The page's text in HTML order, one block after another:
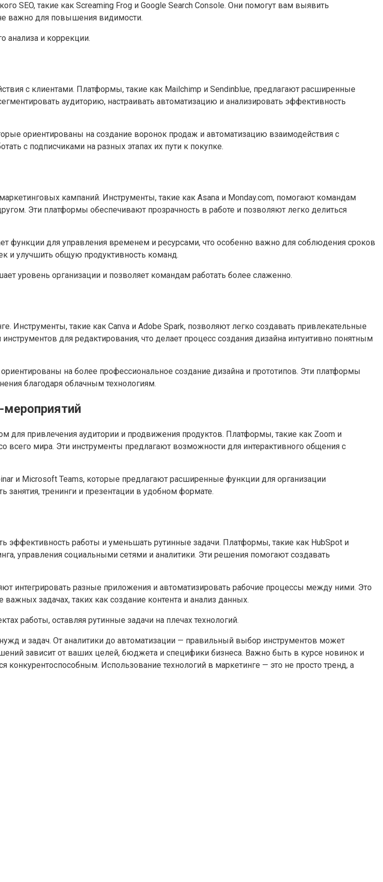
SEO, такие как Screaming Frog и Google Search Console. Они помогут вам выявить
важно для повышения видимости.
анализа и коррекции.
с клиентами. Платформы, такие как Mailchimp и Sendinblue, предлагают расширенные
аудиторию, настраивать автоматизацию и анализировать эффективность
ориентированы на создание воронок продаж и автоматизацию взаимодействия с
с подписчиками на разных этапах их пути к покупке.
кампаний. Инструменты, такие как Asana и Monday.com, помогают командам
Эти платформы обеспечивают прозрачность в работе и позволяют легко делиться
функции для управления временем и ресурсами, что особенно важно для соблюдения сроков
и улучшить общую продуктивность команд.
уровень организации и позволяет командам работать более слаженно.
Инструменты, такие как Canva и Adobe Spark, позволяют легко создавать привлекательные
для редактирования, что делает процесс создания дизайна интуитивно понятным
на более профессиональное создание дизайна и прототипов. Эти платформы
благодаря облачным технологиям.
привлечения аудитории и продвижения продуктов. Платформы, такие как Zoom и
всего мира. Эти инструменты предлагают возможности для интерактивного общения с
и Microsoft Teams, которые предлагают расширенные функции для организации
занятия, тренинги и презентации в удобном формате.
эффективность работы и уменьшать рутинные задачи. Платформы, такие как HubSpot и
управления социальными сетями и аналитики. Эти решения помогают создавать
интегрировать разные приложения и автоматизировать рабочие процессы между ними. Это
задачах, таких как создание контента и анализ данных.
работы, оставляя рутинные задачи на плечах технологий.
и задач. От аналитики до автоматизации — правильный выбор инструментов может
зависит от ваших целей, бюджета и специфики бизнеса. Важно быть в курсе новинок и
конкурентоспособным. Использование технологий в маркетинге — это не просто тренд, а